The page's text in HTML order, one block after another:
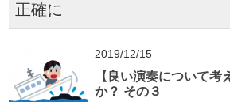
正確に
2019/12/15
【良い演奏について考
か？ その３